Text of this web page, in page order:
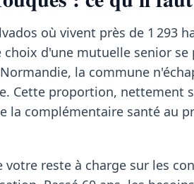
où vivent près de 1 293
choix d'une mutuelle senior se
la commune
Cette proportion, nettement
la complémentaire santé au
reste à charge sur les